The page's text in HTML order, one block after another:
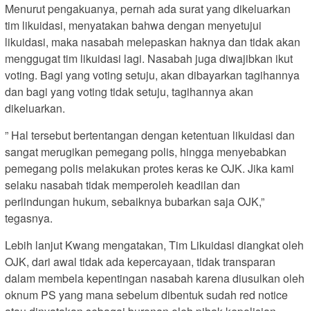
Menurut pengakuanya, pernah ada surat yang dikeluarkan
tim likuidasi, menyatakan bahwa dengan menyetujui
likuidasi, maka nasabah melepaskan haknya dan tidak akan
menggugat tim likuidasi lagi. Nasabah juga diwajibkan ikut
voting. Bagi yang voting setuju, akan dibayarkan tagihannya
dan bagi yang voting tidak setuju, tagihannya akan
dikeluarkan.
” Hal tersebut bertentangan dengan ketentuan likuidasi dan
sangat merugikan pemegang polis, hingga menyebabkan
pemegang polis melakukan protes keras ke OJK. Jika kami
selaku nasabah tidak memperoleh keadilan dan
perlindungan hukum, sebaiknya bubarkan saja OJK,”
tegasnya.
Lebih lanjut Kwang mengatakan, Tim Likuidasi diangkat oleh
OJK, dari awal tidak ada kepercayaan, tidak transparan
dalam membela kepentingan nasabah karena diusulkan oleh
oknum PS yang mana sebelum dibentuk sudah red notice